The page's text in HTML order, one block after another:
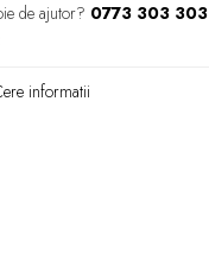
de ajutor? 0773 303 303
informatii